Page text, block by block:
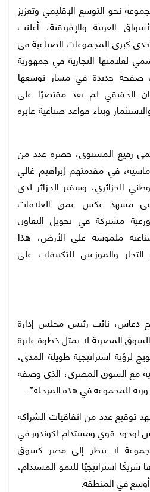
نحو التوسع الإقليمي وتعزيز
العربية والإفريقية، أعلنت
كبرى المجموعات الصناعية في
لعلامتها التجارية في جمهورية
صفحة جديدة في مسار توسعها
الحقيقي لم يعد مقتصرًا على
وبناء قواعد صناعية عابرة
رفيع المستوى، حضره عدد من
في مقدمتهم إبراهيم غالي
الجزائري، وسفير الجزائر لدى
في مشهد عكس عمق العلاقات
ورغبة مشتركة في تحويل التعاون
ملموسة على الأرض، هذا
والموزعين للتكييفات على
دعاس، نائب رئيس مجلس إدارة
المصرية لا يمثل خطوة عابرة
لرؤية استراتيجية طويلة المدى،
مع السوق المصري، الذي وصفه
للمجموعة في هذه المرحلة”.
عدد من اتفاقيات الشراكة
لوجود قوي ومستدام لكوندور في
لا تنظر إلى مصر كسوق
استراتيجيًا للنمو المستدام،
في المنطقة.